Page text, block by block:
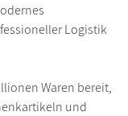
Logistik
Waren bereit,
und